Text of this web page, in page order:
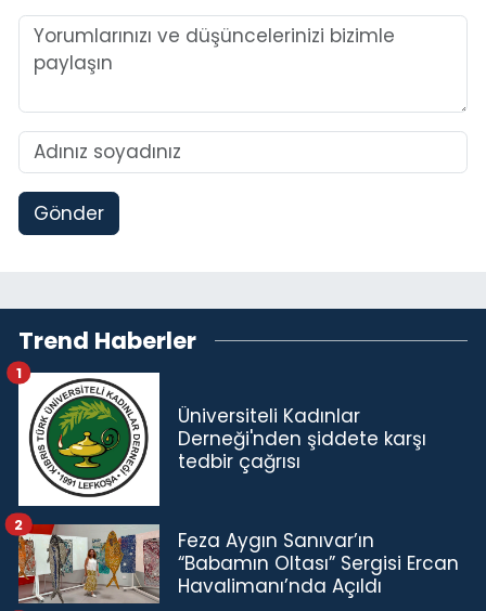
Gönder
Trend Haberler
Üniversiteli Kadınlar
Derneği'nden şiddete karşı
tedbir çağrısı
1
Feza Aygın Sanıvar’ın
“Babamın Oltası” Sergisi Ercan
Havalimanı’nda Açıldı
2